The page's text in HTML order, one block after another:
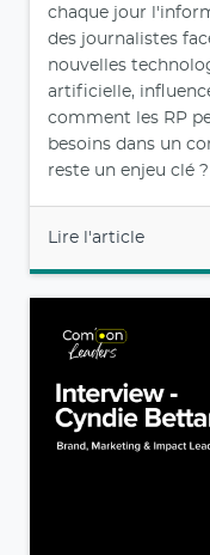
chaque jour
des journalistes
nouvelles
artificielle,
comment les RP
besoins dans un
reste un enjeu clé ?
Lire l'article